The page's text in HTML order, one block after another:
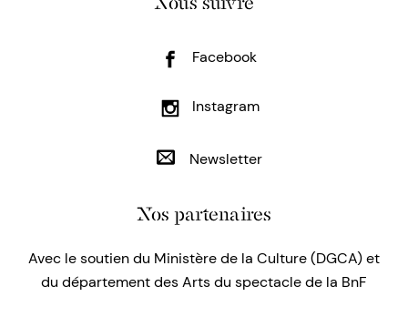
Facebook
Instagram
Newsletter
Nos partenaires
Avec le soutien du Ministère de la Culture (DGCA) et
du département des Arts du spectacle de la BnF